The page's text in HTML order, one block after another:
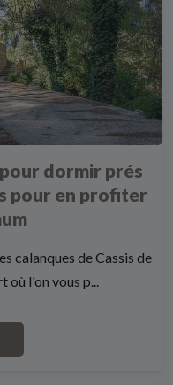
dormir prés
pour en profiter
calanques de Cassis de
où l'on vous p...